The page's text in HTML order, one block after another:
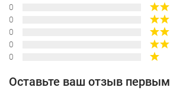
0
0
0
0
0
Оставьте ваш отзыв первым